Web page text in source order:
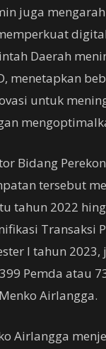
juga
Daerah
menetapkan
untuk
Bidang
tersebut
tahun 2022
Transaksi
I tahun
Pemda atau
Airlangga.
Airlangga